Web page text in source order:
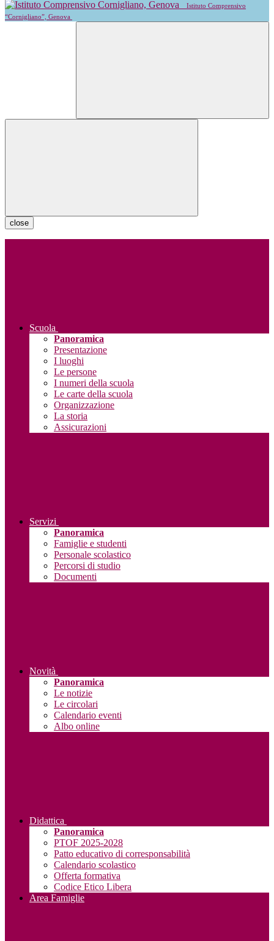
Istituto Comprensivo
“Cornigliano”, Genova
close
Scuola
Panoramica
Presentazione
I luoghi
Le persone
I numeri della scuola
Le carte della scuola
Organizzazione
La storia
Assicurazioni
Servizi
Panoramica
Famiglie e studenti
Personale scolastico
Percorsi di studio
Documenti
Novità
Panoramica
Le notizie
Le circolari
Calendario eventi
Albo online
Didattica
Panoramica
PTOF 2025-2028
Patto educativo di corresponsabilità
Calendario scolastico
Offerta formativa
Codice Etico Libera
Area Famiglie